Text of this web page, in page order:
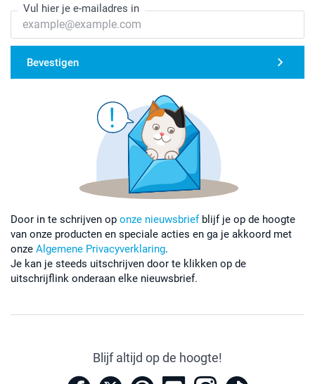
Vul hier je e-mailadres in
Bevestigen
Door in te schrijven op onze nieuwsbriefblijf je op de hoogte
van onze producten en speciale acties en ga je akkoord met
onze Algemene Privacyverklaring.
Je kan je steeds uitschrijven door te klikken op de
uitschrijflink onderaan elke nieuwsbrief.
Blijf altijd op de hoogte!